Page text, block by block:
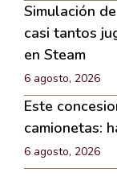
Simulación
casi tantos
en Steam
6 agosto, 2026
Este
camionetas:
6 agosto, 2026